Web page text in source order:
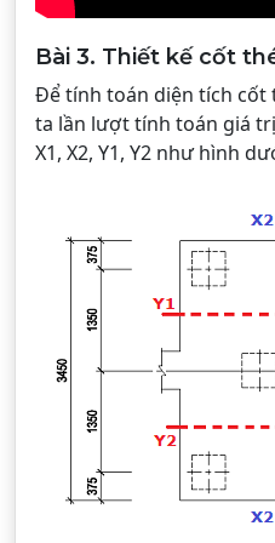
Bài 3. Thiết kế cốt
Để tính toán diện tích cốt
ta lần lượt tính toán giá
X1, X2, Y1, Y2 như hình